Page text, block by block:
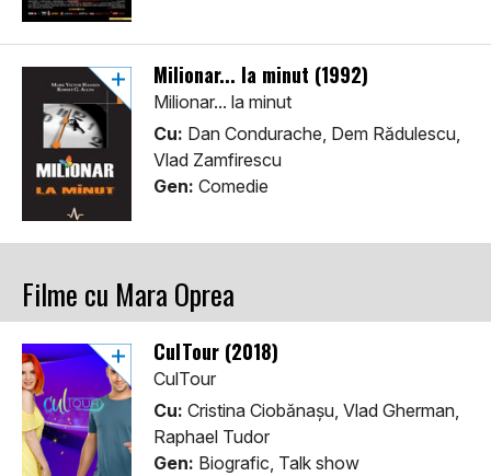
Milionar... la minut (1992)
Milionar... la minut
Cu: Dan Condurache, Dem Rădulescu,
Vlad Zamfirescu
Gen: Comedie
Filme cu Mara Oprea
CulTour (2018)
CulTour
Cu: Cristina Ciobănașu, Vlad Gherman,
Raphael Tudor
Gen: Biografic, Talk show